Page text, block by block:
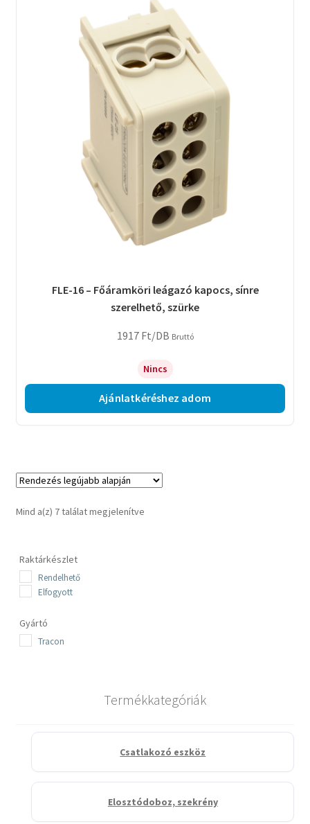
FLE-16 – Főáramköri leágazó kapocs, sínre
szerelhető, szürke
1917 Ft/DB Bruttó
Nincs
Ajánlatkéréshez adom
Mind a(z) 7 találat megjelenítveSorted
Raktárkészlet
Rendelhető
Elfogyott
Gyártó
Tracon
Termékkategóriák
Csatlakozó eszköz
Elosztódoboz, szekrény